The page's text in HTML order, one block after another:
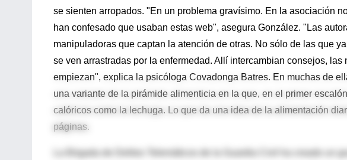
se sienten arropados. "En un problema gravísimo. En la asociación
han confesado que usaban estas web", asegura González. "Las
manipuladoras que captan la atención de otras. No sólo de las que
se ven arrastradas por la enfermedad. Allí intercambian consejos,
empiezan", explica la psicóloga Covadonga Batres. En muchas de
una variante de la pirámide alimenticia en la que, en el primer
calóricos como la lechuga. Lo que da una idea de la alimentación
páginas.
La Brigada de Delitos Telemáticos de la Guardia Civil ha creado un